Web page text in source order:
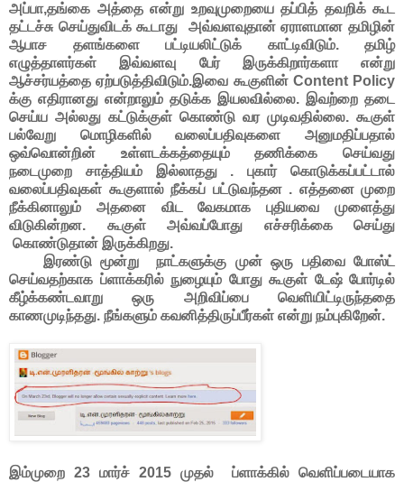
அப்பா,தங்கை அத்தை என்று உறவுமுறையை தப்பித் தவறிக் கூட
தட்டச்சு செய்துவிடக் கூடாது அவ்வளவுதான் ஏராளமான தமிழின்
ஆபாச தளங்களை பட்டியலிட்டுக் காட்டிவிடும். தமிழ்
எழுத்தாளர்கள் இவ்வளவு பேர் இருக்கிறார்களா என்று
ஆச்சர்யத்தை ஏற்படுத்திவிடும்.இவை கூகுளின் Content Policy
க்கு எதிரானது என்றாலும் தடுக்க இயலவில்லை. இவற்றை தடை
செய்ய அல்லது கட்டுக்குள் கொண்டு வர முடிவதில்லை. கூகுள்
பல்வேறு மொழிகளில் வலைப்பதிவுகளை அனுமதிப்பதால்
ஒவ்வொன்றின் உள்ளடக்கத்தையும் தணிக்கை செய்வது
நடைமுறை சாத்தியம் இல்லாதது . புகார் கொடுக்கப்பட்டால்
வலைப்பதிவுகள் கூகுளால் நீக்கப் பட்டுவந்தன . எத்தனை முறை
நீக்கினாலும் அதனை விட வேகமாக புதியவை முளைத்து
விடுகின்றன. கூகுள் அவ்வப்போது எச்சரிக்கை செய்து
கொண்டுதான் இருக்கிறது.
இரண்டு மூன்று நாட்களுக்கு முன் ஒரு பதிவை போஸ்ட்
செய்வதற்காக ப்ளாக்கரில் நுழையும் போது கூகுள் டேஷ் போர்டில்
கீழ்க்கண்டவாறு ஒரு அறிவிப்பை வெளியிட்டிருந்ததை
காணமுடிந்தது. நீங்களும் கவனித்திருப்பீர்கள் என்று நம்புகிறேன்.
இம்முறை 23 மார்ச் 2015 முதல் ப்ளாக்கில் வெளிப்படையாக